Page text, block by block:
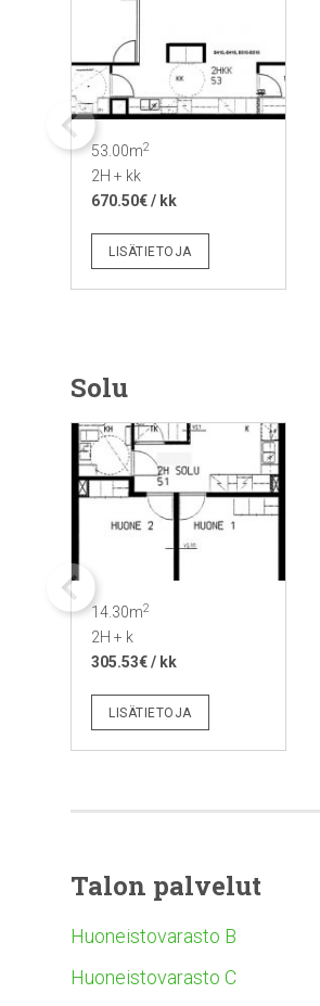
53.00m2
2H + kk
670.50€ / kk
LISÄTIETOJA
Solu
14.30m2
2H + k
305.53€ / kk
LISÄTIETOJA
Talon palvelut
Huoneistovarasto B
Huoneistovarasto C